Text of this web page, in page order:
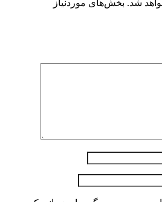
شد. بخش‌های موردنیاز